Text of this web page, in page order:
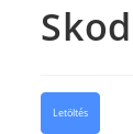
Letöltés